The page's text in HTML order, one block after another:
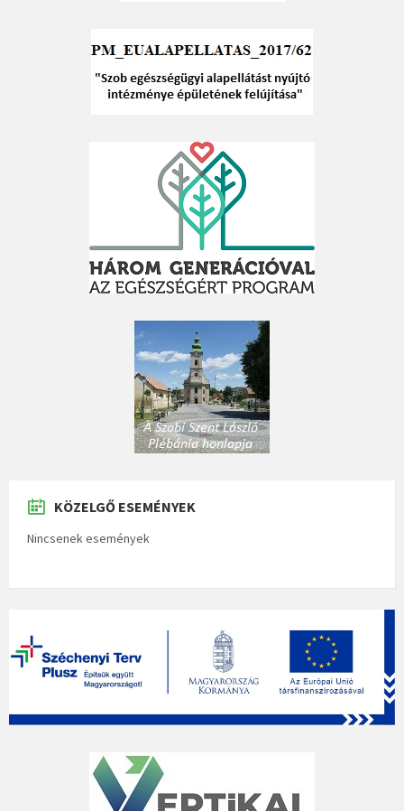
KÖZELGŐ ESEMÉNYEK
Nincsenek események